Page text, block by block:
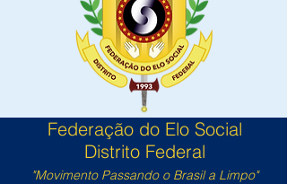
Federação do Elo Social
Distrito Federal
"Movimento Passando o Brasil a Limpo"